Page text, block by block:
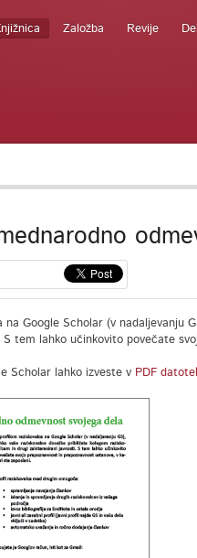
Založba Revije
na Google Scholar (v nadaljevanju
tem lahko učinkovito povečate
Scholar lahko izveste v PDF